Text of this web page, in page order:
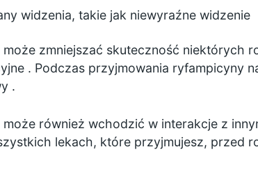
widzenia, takie jak niewyraźne widzenie
może zmniejszać skuteczność niektórych
. Podczas przyjmowania ryfampicyny
.
może również wchodzić w interakcje z
lekach, które przyjmujesz, przed